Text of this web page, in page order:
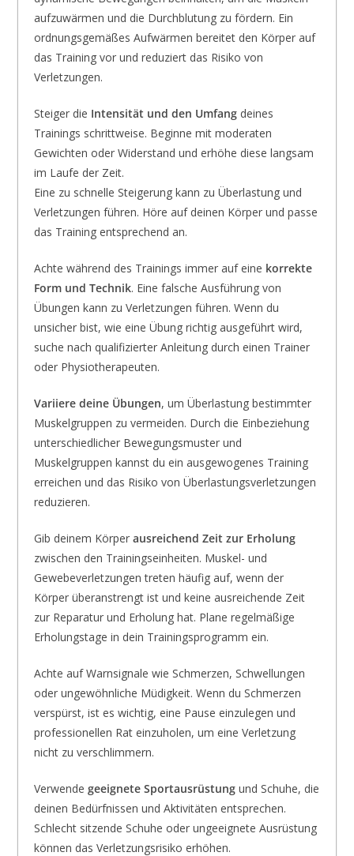
aufzuwärmen und die Durchblutung zu fördern. Ein
ordnungsgemäßes Aufwärmen bereitet den Körper auf
das Training vor und reduziert das Risiko von
Verletzungen.
Steiger die Intensität und den Umfangdeines
Trainings schrittweise. Beginne mit moderaten
Gewichten oder Widerstand und erhöhe diese langsam
im Laufe der Zeit.
Eine zu schnelle Steigerung kann zu Überlastung und
Verletzungen führen. Höre auf deinen Körper und passe
das Training entsprechend an.
Achte während des Trainings immer auf eine korrekte
Form und Technik. Eine falsche Ausführung von
Übungen kann zu Verletzungen führen. Wenn du
unsicher bist, wie eine Übung richtig ausgeführt wird,
suche nach qualifizierter Anleitung durch einen Trainer
oder Physiotherapeuten.
Variiere deine Übungen, um Überlastung bestimmter
Muskelgruppen zu vermeiden. Durch die Einbeziehung
unterschiedlicher Bewegungsmuster und
Muskelgruppen kannst du ein ausgewogenes Training
erreichen und das Risiko von Überlastungsverletzungen
reduzieren.
Gib deinem Körper ausreichend Zeit zur Erholung
zwischen den Trainingseinheiten. Muskel- und
Gewebeverletzungen treten häufig auf, wenn der
Körper überanstrengt ist und keine ausreichende Zeit
zur Reparatur und Erholung hat. Plane regelmäßige
Erholungstage in dein Trainingsprogramm ein.
Achte auf Warnsignale wie Schmerzen, Schwellungen
oder ungewöhnliche Müdigkeit. Wenn du Schmerzen
verspürst, ist es wichtig, eine Pause einzulegen und
professionellen Rat einzuholen, um eine Verletzung
nicht zu verschlimmern.
Verwende geeignete Sportausrüstungund Schuhe, die
deinen Bedürfnissen und Aktivitäten entsprechen.
Schlecht sitzende Schuhe oder ungeeignete Ausrüstung
können das Verletzungsrisiko erhöhen.